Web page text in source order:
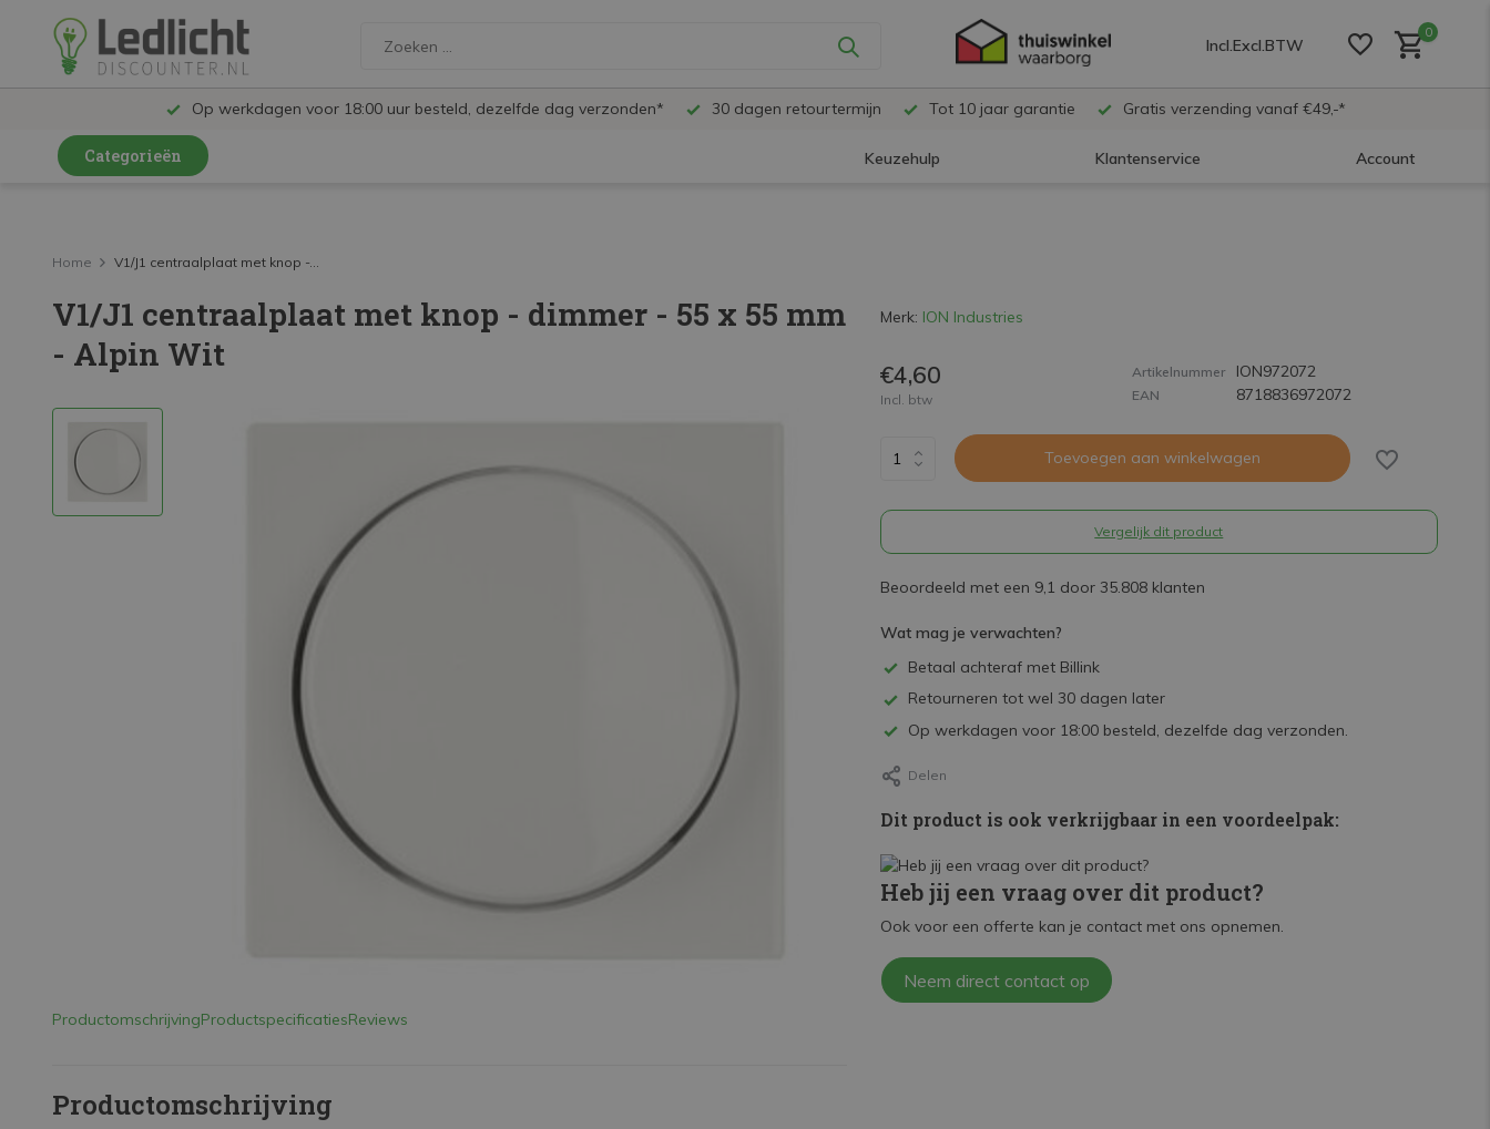
Incl.Excl.BTW
0
Op werkdagen voor 18:00 uur besteld, dezelfde dag verzonden* 30 dagen retourtermijn Tot 10 jaar garantie Gratis verzending vanaf €49,-*
Categorieën Keuzehulp Klantenservice Account
LED Railspots
LED Panelen
LED TL
LED High Bay lampen
Home V1/J1 centraalplaat met knop -...
V1/J1 centraalplaat met knop - dimmer - 55 x 55 mm
- Alpin Wit
ProductomschrijvingProductspecificatiesReviews
Productomschrijving
Merk: ION Industries
€4,60
Incl. btw
Artikelnummer ION972072
EAN 8718836972072
Toevoegen aan winkelwagen
Vergelijk dit product
Beoordeeld met een 9,1 door 35.808 klanten
Wat mag je verwachten?
Betaal achteraf met Billink
Retourneren tot wel 30 dagen later
Op werkdagen voor 18:00 besteld, dezelfde dag verzonden.
Delen
Dit product is ook verkrijgbaar in een voordeelpak:
Heb jij een vraag over dit product?
Ook voor een offerte kan je contact met ons opnemen.
Neem direct contact op